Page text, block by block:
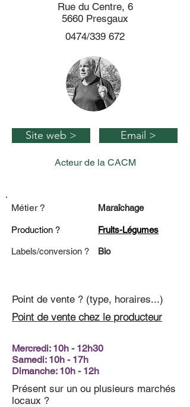
Rue du Centre, 6
5660 Presgaux
0474/339 672
Site web > Email >
Acteur de la CACM
Métier ? Maraîchage
Production ? Fruits-Légumes
Labels/conversion ? Bio
Point de vente ? (type, horaires...)
Mercredi: 10h - 12h30
Samedi: 10h - 17h
Dimanche: 10h - 12h
Point de vente chez le producteur
Présent sur un ou plusieurs marchés
locaux ?